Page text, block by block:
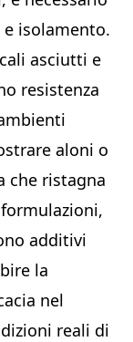
isolamento.
asciutti e
resistenza
aloni o
che ristagna
additivi
la
nel
reali di